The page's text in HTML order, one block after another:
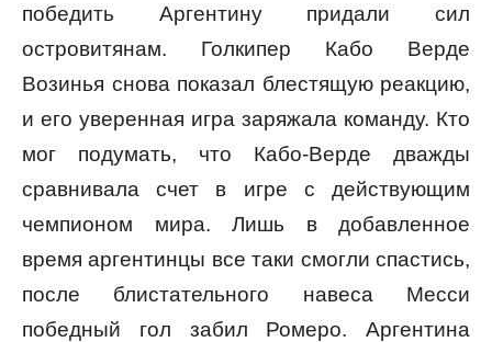
победить Аргентину придали сил
островитянам. Голкипер Кабо Верде
Возинья снова показал блестящую реакцию,
и его уверенная игра заряжала команду. Кто
мог подумать, что Кабо-Верде дважды
сравнивала счет в игре с действующим
чемпионом мира. Лишь в добавленное
время аргентинцы все таки смогли спастись,
после блистательного навеса Месси
победный гол забил Ромеро. Аргентина